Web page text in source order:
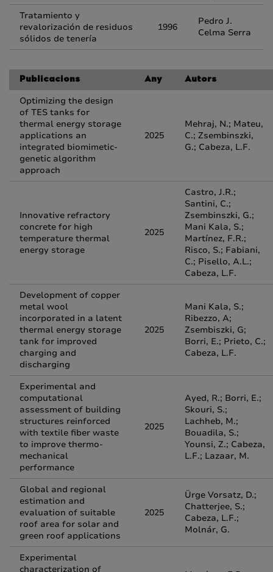
Tratamiento y
revalorización de residuos
sólidos de tenería
1996
Pedro J.
Celma Serra
Publicacions Any Autors
Optimizing the design
of TES tanks for
thermal energy storage
applications an
integrated biomimetic-
genetic algorithm
approach
2025
Mehraj, N.; Mateu,
C.; Zsembinszki,
G.; Cabeza, L.F.
Innovative refractory
concrete for high
temperature thermal
energy storage
2025
Castro, J.R.;
Santini, C.;
Zsembinszki, G.;
Mani Kala, S.;
Martínez, F.R.;
Risco, S.; Fabiani,
C.; Pisello, A.L.;
Cabeza, L.F.
Development of copper
metal wool
incorporated in a latent
thermal energy storage
tank for improved
charging and
discharging
2025
Mani Kala, S.;
Ribezzo, A;
Zsembiszki, G;
Borri, E.; Prieto, C.;
Cabeza, L.F.
Experimental and
computational
assessment of building
structures reinforced
with textile fiber waste
to improve thermo-
mechanical
performance
2025
Ayed, R.; Borri, E.;
Skouri, S.;
Lachheb, M.;
Bouadila, S.;
Younsi, Z.; Cabeza,
L.F.; Lazaar, M.
Global and regional
estimation and
evaluation of suitable
roof area for solar and
green roof applications
2025
Ürge Vorsatz, D.;
Chatterjee, S.;
Cabeza, L.F.;
Molnár, G.
Experimental
characterization of